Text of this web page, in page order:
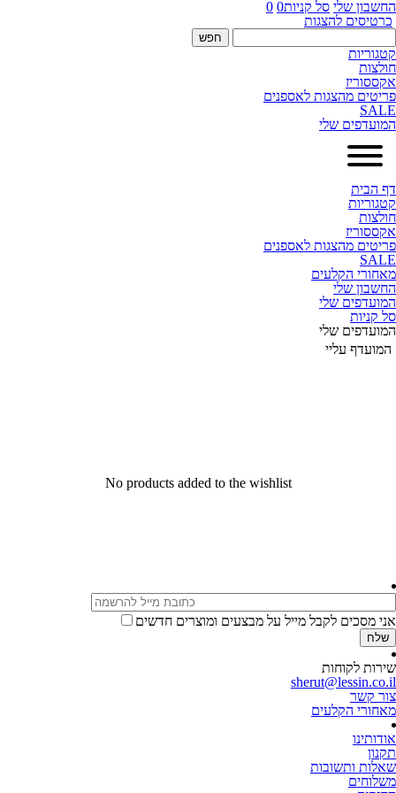
החשבון שלי סל קניות0
0
כרטיסים להצגות
חפש:
קטגוריות
חולצות
אקססוריז
פריטים מהצגות לאספנים
SALE
המועדפים שלי
דף הבית
קטגוריות
חולצות
אקססוריז
פריטים מהצגות לאספנים
SALE
מאחורי הקלעים
החשבון שלי
המועדפים שלי
סל קניות
המועדפים שלי
המועדף עליי
No products added to the wishlist
אני מסכים לקבל מייל על מבצעים ומוצרים חדשים
שירות לקוחות
sherut@lessin.co.il
צור קשר
מאחורי הקלעים
אודותינו
תקנון
שאלות ותשובות
משלוחים